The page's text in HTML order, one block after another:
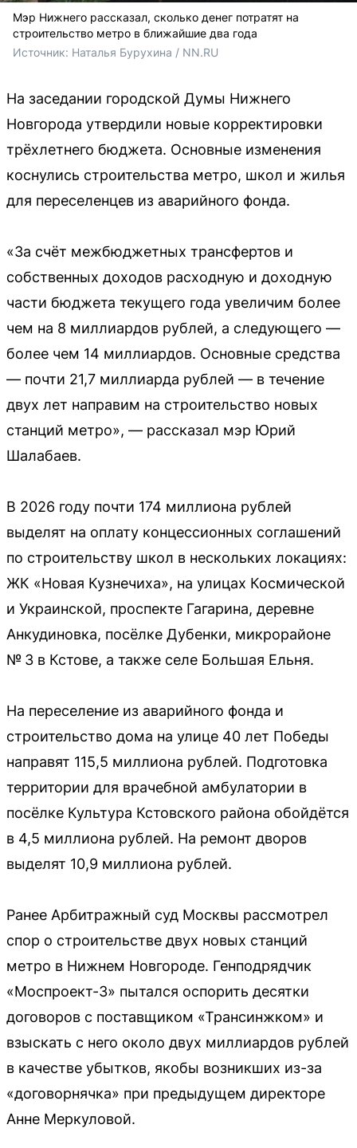
Мэр Нижнего рассказал, сколько денег потратят на
строительство метро в ближайшие два года
Источник: Наталья Бурухина / NN.RU
На заседании городской Думы Нижнего
Новгорода утвердили новые корректировки
трёхлетнего бюджета. Основные изменения
коснулись строительства метро, школ и жилья
для переселенцев из аварийного фонда.
«За счёт межбюджетных трансфертов и
собственных доходов расходную и доходную
части бюджета текущего года увеличим более
чем на 8 миллиардов рублей, а следующего —
более чем 14 миллиардов. Основные средства
— почти 21,7 миллиарда рублей — в течение
двух лет направим на строительство новых
станций метро», — рассказал мэр Юрий
Шалабаев.
В 2026 году почти 174 миллиона рублей
выделят на оплату концессионных соглашений
по строительству школ в нескольких локациях:
ЖК «Новая Кузнечиха», на улицах Космической
и Украинской, проспекте Гагарина, деревне
Анкудиновка, посёлке Дубенки, микрорайоне
№ 3 в Кстове, а также селе Большая Ельня.
На переселение из аварийного фонда и
строительство дома на улице 40 лет Победы
направят 115,5 миллиона рублей. Подготовка
территории для врачебной амбулатории в
посёлке Культура Кстовского района обойдётся
в 4,5 миллиона рублей. На ремонт дворов
выделят 10,9 миллиона рублей.
Ранее Арбитражный суд Москвы рассмотрел
спор о строительстве двух новых станций
метро в Нижнем Новгороде. Генподрядчик
«Моспроект-3» пытался оспорить десятки
договоров с поставщиком «Трансинжком» и
взыскать с него около двух миллиардов рублей
в качестве убытков, якобы возникших из-за
«договорнячка» при предыдущем директоре
Анне Меркуловой.